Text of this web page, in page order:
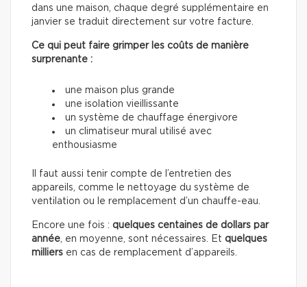
dans une maison, chaque degré supplémentaire en
janvier se traduit directement sur votre facture.
Ce qui peut faire grimper les coûts de manière
surprenante :
une maison plus grande
une isolation vieillissante
un système de chauffage énergivore
un climatiseur mural utilisé avec
enthousiasme
Il faut aussi tenir compte de l’entretien des
appareils, comme le nettoyage du système de
ventilation ou le remplacement d’un chauffe-eau.
Encore une fois : quelques centaines de dollars par
année , en moyenne, sont nécessaires. Et quelques
milliers en cas de remplacement d’appareils.